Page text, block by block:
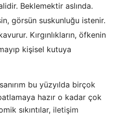
Beklemektir aslında.
görsün suskunluğu istenir.
Kırgınlıkların, öfkenin
kişisel kutuya
bu yüzyılda birçok
hazır o kadar çok
sıkıntılar, iletişim